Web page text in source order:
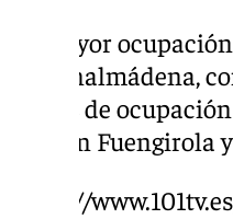
La mayor
en Benalmádena,
77,68% de
ocupan Fuengirola
https://